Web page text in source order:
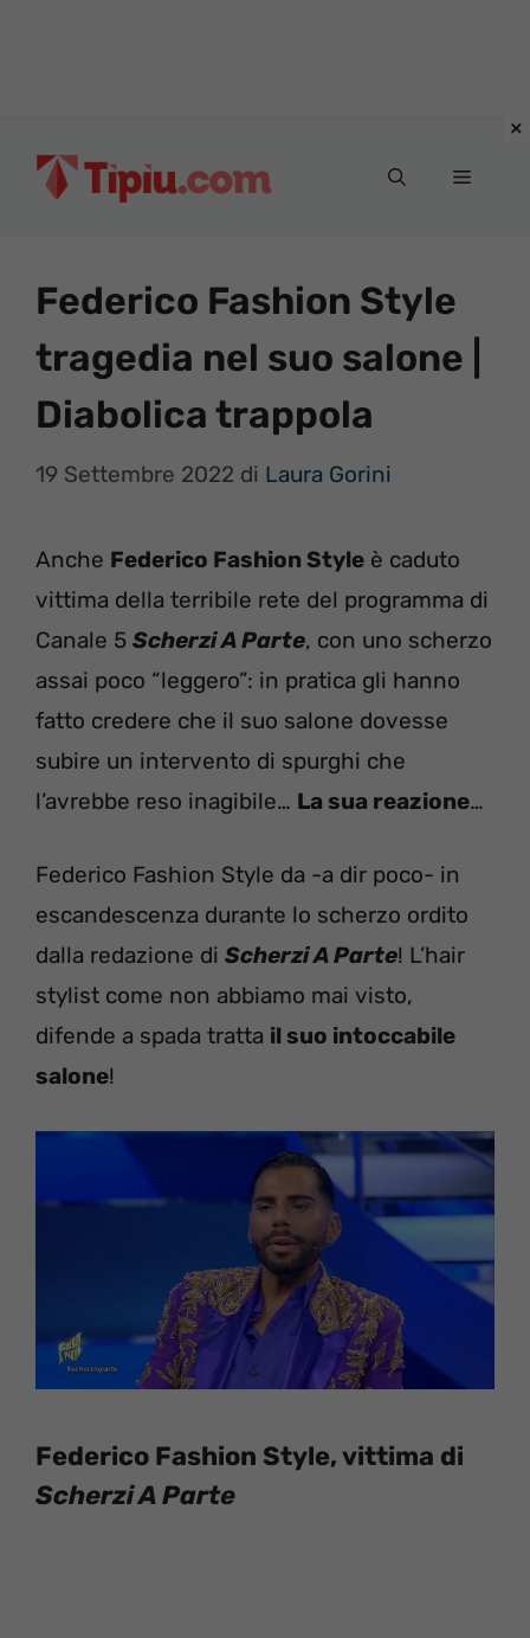
Menu
Federico Fashion Style
tragedia nel suo salone |
Diabolica trappola
19 Settembre 2022 di Laura Gorini
Anche Federico Fashion Style è caduto
vittima della terribile rete del programma di
Canale 5 Scherzi A Parte, con uno scherzo
assai poco “leggero”: in pratica gli hanno
fatto credere che il suo salone dovesse
subire un intervento di spurghi che
l’avrebbe reso inagibile… La sua reazione…
Federico Fashion Style da -a dir poco- in
escandescenza durante lo scherzo ordito
dalla redazione di Scherzi A Parte! L’hair
stylist come non abbiamo mai visto,
difende a spada tratta il suo intoccabile
salone!
Federico Fashion Style, vittima di
Scherzi A Parte